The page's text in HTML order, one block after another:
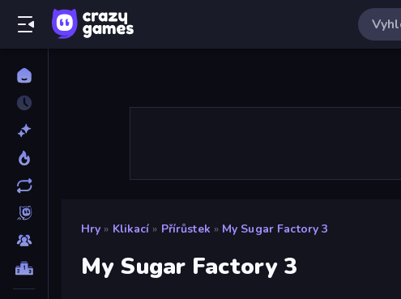
Hry » Klikací » Přírůstek » My Sugar Factory 3
My Sugar Factory 3